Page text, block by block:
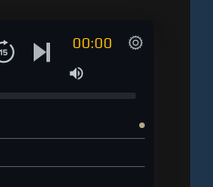
00:00